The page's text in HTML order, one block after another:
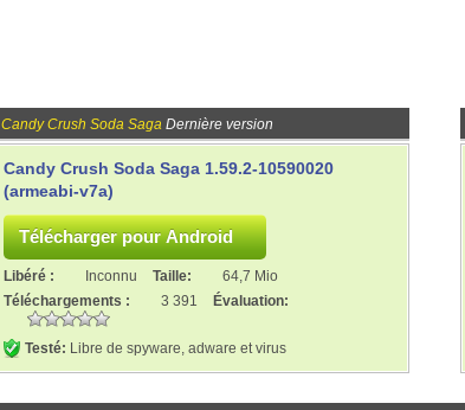
Candy Crush Soda Saga Dernière version
Candy Crush Soda Saga 1.59.2-10590020
(armeabi-v7a)
Libéré : Inconnu Taille:
64,7 Mio
Téléchargements :
3 391 Évaluation:
Testé: Libre de spyware, adware et virus